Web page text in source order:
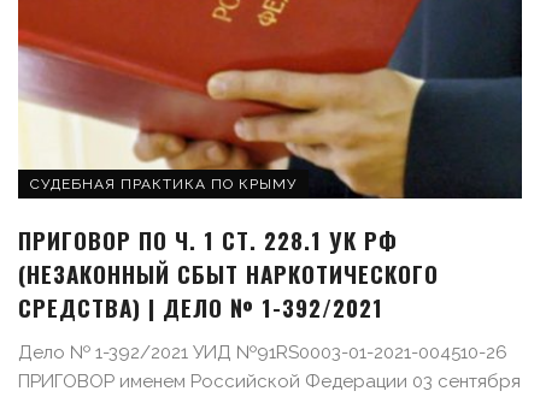
СУДЕБНАЯ ПРАКТИКА ПО КРЫМУ
ПРИГОВОР ПО Ч. 1 СТ. 228.1 УК РФ
(НЕЗАКОННЫЙ СБЫТ НАРКОТИЧЕСКОГО
СРЕДСТВА) | ДЕЛО № 1-392/2021
Дело № 1-392/2021 УИД №91RS0003-01-2021-004510-26
ПРИГОВОР именем Российской Федерации 03 сентября